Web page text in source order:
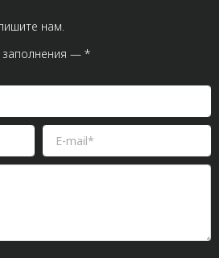
нам.
заполнения — *